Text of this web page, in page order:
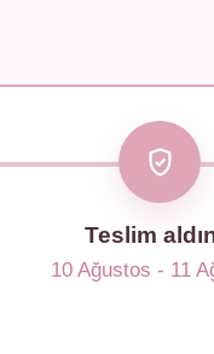
Teslim
10 Ağustos - 11